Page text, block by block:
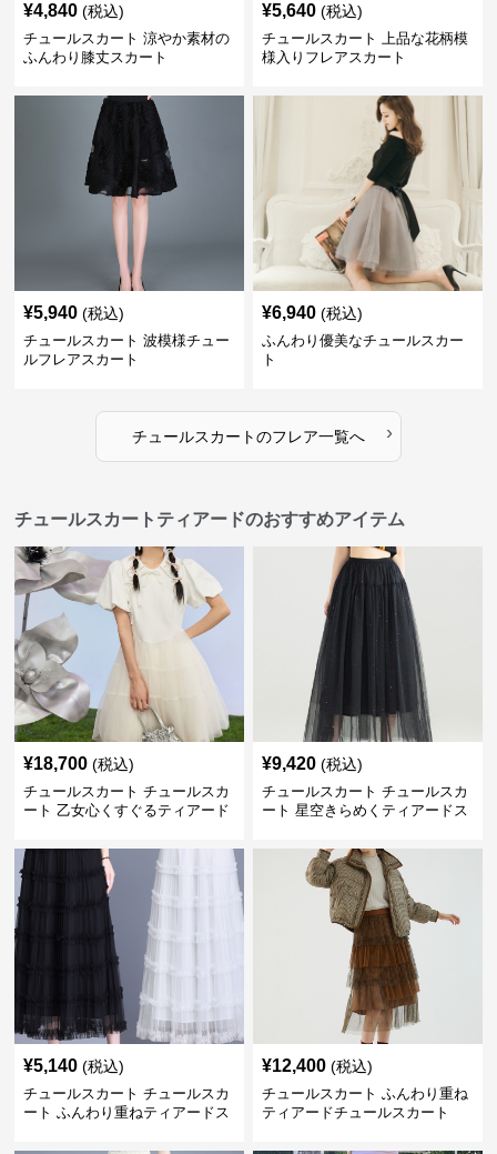
¥4,840 (税込)
チュールスカート 涼やか素材の
ふんわり膝丈スカート
¥5,640 (税込)
チュールスカート 上品な花柄模
様入りフレアスカート
¥5,940 (税込)
チュールスカート 波模様チュー
ルフレアスカート
¥6,940 (税込)
ふんわり優美なチュールスカー
ト
チュールスカートのフレア一覧へ ›
チュールスカートティアードのおすすめアイテム
¥18,700 (税込)
チュールスカート チュールスカ
ート 乙女心くすぐるティアード
¥9,420 (税込)
チュールスカート チュールスカ
ート 星空きらめくティアードス
¥5,140 (税込)
チュールスカート チュールスカ
ート ふんわり重ねティアードス
¥12,400 (税込)
チュールスカート ふんわり重ね
ティアードチュールスカート